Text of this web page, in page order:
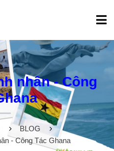
nhân - Công
BLOG
- Công Tác Ghana